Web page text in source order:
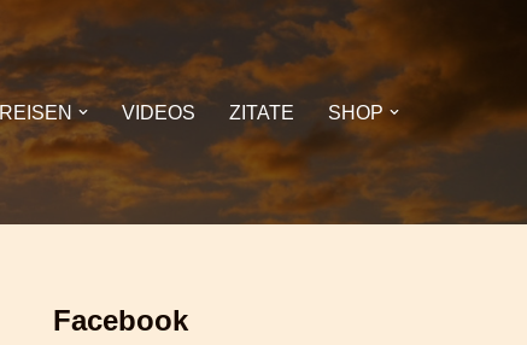
REISEN VIDEOS ZITATE SHOP
Facebook